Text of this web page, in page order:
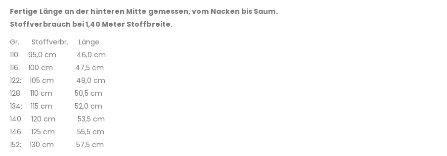
Fertige Länge an der hinteren Mitte gemessen, vom Nacken bis Saum.
Stoffverbrauch bei 1,40 Meter Stoffbreite.
Gr. Stoffverbr. Länge
110: 95,0 cm 46,0 cm
116: 100 cm 47,5 cm
122: 105 cm 49,0 cm
128: 110 cm 50,5 cm
134: 115 cm 52,0 cm
140: 120 cm 53,5 cm
146: 125 cm 55,5 cm
152: 130 cm 57,5 cm